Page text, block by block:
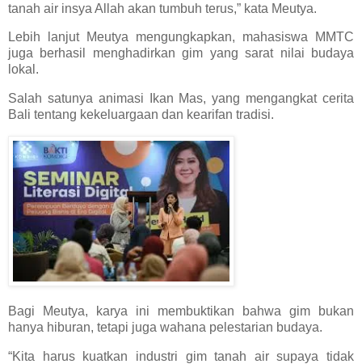
tanah air insya Allah akan tumbuh terus,” kata Meutya.
Lebih lanjut Meutya mengungkapkan, mahasiswa MMTC
juga berhasil menghadirkan gim yang sarat nilai budaya
lokal.
Salah satunya animasi Ikan Mas, yang mengangkat cerita
Bali tentang kekeluargaan dan kearifan tradisi.
Bagi Meutya, karya ini membuktikan bahwa gim bukan
hanya hiburan, tetapi juga wahana pelestarian budaya.
“Kita harus kuatkan industri gim tanah air supaya tidak